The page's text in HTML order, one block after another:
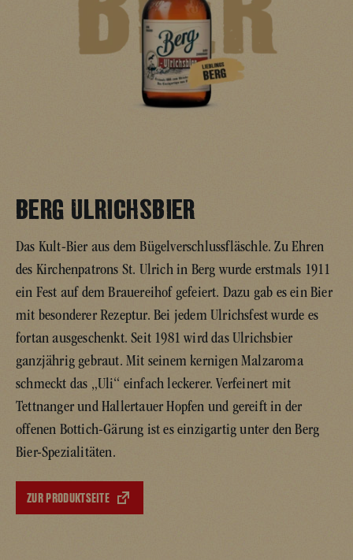
BERG ULRICHSBIER
Das Kult-Bier aus dem Bügelverschlussfläschle. Zu Ehren
des Kirchenpatrons St. Ulrich in Berg wurde erstmals 1911
ein Fest auf dem Brauereihof gefeiert. Dazu gab es ein Bier
mit besonderer Rezeptur. Bei jedem Ulrichsfest wurde es
fortan ausgeschenkt. Seit 1981 wird das Ulrichsbier
ganzjährig gebraut. Mit seinem kernigen Malzaroma
schmeckt das „Uli“ einfach leckerer. Verfeinert mit
Tettnanger und Hallertauer Hopfen und gereift in der
offenen Bottich-Gärung ist es einzigartig unter den Berg
Bier-Spezialitäten.
ZUR PRODUKTSEITE